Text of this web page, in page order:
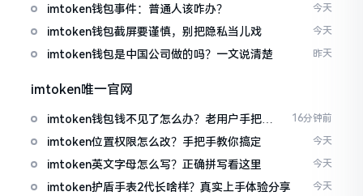
imtoken钱包事件：普通人该咋办？ 今天
imtoken钱包截屏要谨慎，别把隐私当儿戏 今天
imtoken钱包是中国公司做的吗？一文说清楚 昨天
imtoken唯一官网
imtoken钱包钱不见了怎么办？老用户手把手
教你找回
16分钟前
imtoken位置权限怎么改？手把手教你搞定 今天
imtoken英文字母怎么写？正确拼写看这里 今天
imtoken护盾手表2代长啥样？真实上手体验分享 今天